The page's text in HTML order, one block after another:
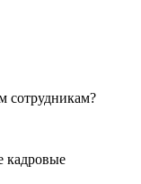
сотрудникам?
кадровые